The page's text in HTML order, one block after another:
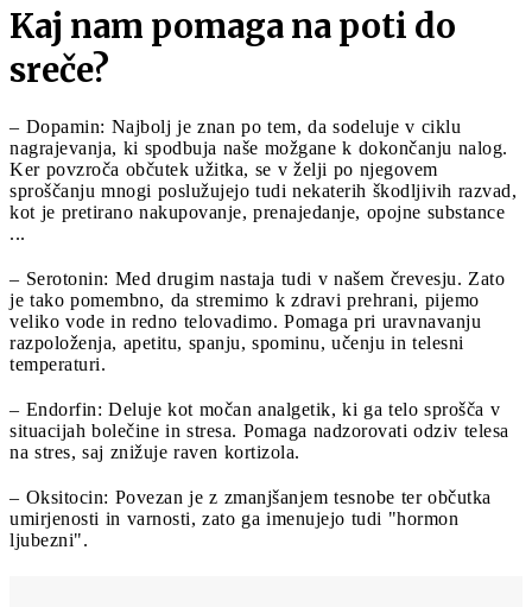
Kaj nam pomaga na poti do
sreče?
– Dopamin: Najbolj je znan po tem, da sodeluje v ciklu
nagrajevanja, ki spodbuja naše možgane k dokončanju nalog.
Ker povzroča občutek užitka, se v želji po njegovem
sproščanju mnogi poslužujejo tudi nekaterih škodljivih razvad,
kot je pretirano nakupovanje, prenajedanje, opojne substance
...
– Serotonin: Med drugim nastaja tudi v našem črevesju. Zato
je tako pomembno, da stremimo k zdravi prehrani, pijemo
veliko vode in redno telovadimo. Pomaga pri uravnavanju
razpoloženja, apetitu, spanju, spominu, učenju in telesni
temperaturi.
– Endorfin: Deluje kot močan analgetik, ki ga telo sprošča v
situacijah bolečine in stresa. Pomaga nadzorovati odziv telesa
na stres, saj znižuje raven kortizola.
– Oksitocin: Povezan je z zmanjšanjem tesnobe ter občutka
umirjenosti in varnosti, zato ga imenujejo tudi "hormon
ljubezni".